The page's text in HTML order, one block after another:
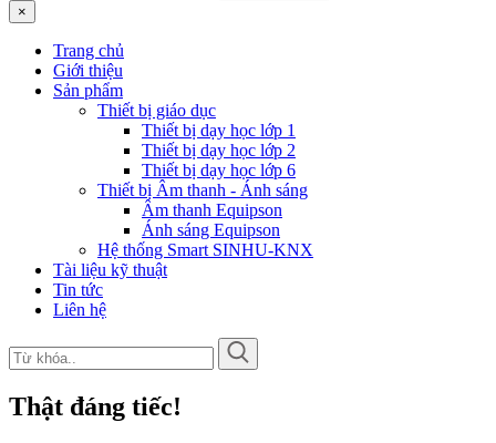
×
Trang chủ
Giới thiệu
Sản phẩm
Thiết bị giáo dục
Thiết bị dạy học lớp 1
Thiết bị dạy học lớp 2
Thiết bị dạy học lớp 6
Thiết bị Âm thanh - Ánh sáng
Âm thanh Equipson
Ánh sáng Equipson
Hệ thống Smart SINHU-KNX
Tài liệu kỹ thuật
Tin tức
Liên hệ
Thật đáng tiếc!